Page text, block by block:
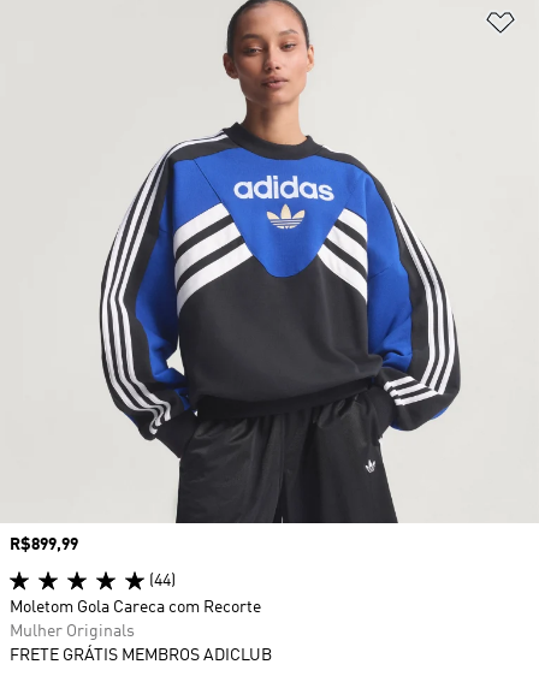
Preço
R$899,99
(44)
Moletom Gola Careca com Recorte
Mulher Originals
FRETE GRÁTIS MEMBROS ADICLUB